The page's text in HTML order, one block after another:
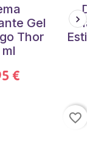
Gel
Thor
ml
€
favorite_border